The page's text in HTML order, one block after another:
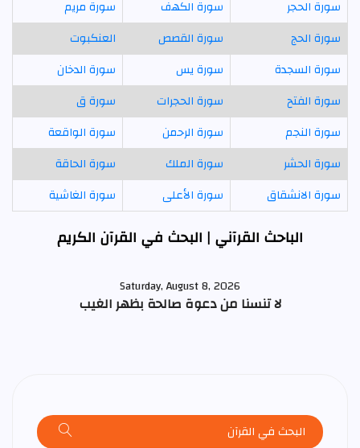
سورة الحجر سورة الكهف
سورة مريم
سورة الحج
سورة القصص
العنكبوت
سورة السجدة
سورة يس
سورة الدخان
سورة الفتح
سورة الحجرات
سورة ق
سورة النجم
سورة الرحمن
سورة الواقعة
سورة الحشر
سورة الملك
سورة الحاقة
سورة الانشقاق
سورة الأعلى سورة الغاشية
الباحث القرآني | البحث في القرآن الكريم
Saturday, August 8, 2026
لا تنسنا من دعوة صالحة بظهر الغيب